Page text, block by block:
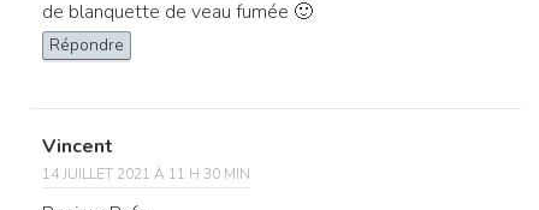
de blanquette de veau fumée 🙂
Répondre
Vincent
14 JUILLET 2021 À 11 H 30 MIN